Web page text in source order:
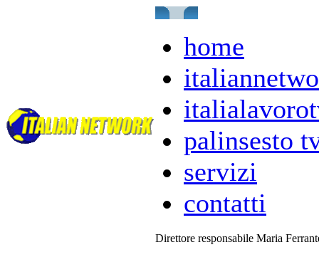
home
palinsesto
servizi
contatti
Direttore responsabile Maria